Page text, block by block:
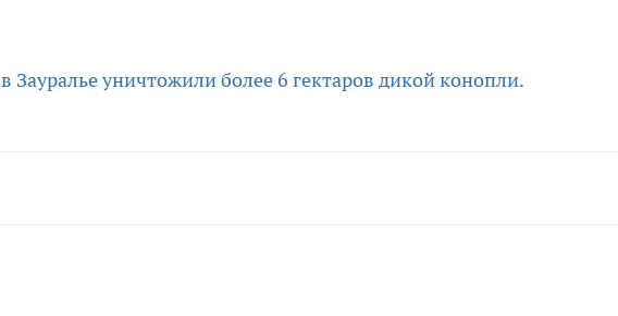
в Зауралье уничтожили более 6 гектаров дикой конопли.